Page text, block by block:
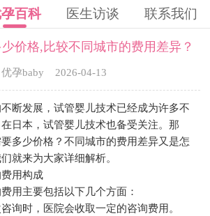
百科 医生访谈 联系我们
价格,比较不同城市的费用差异？
优孕baby 2026-04-13
发展，试管婴儿技术已经成为许多不
日本，试管婴儿技术也备受关注。那
多少价格？不同城市的费用差异又是怎
就来为大家详细解析。
用构成
主要包括以下几个方面：
时，医院会收取一定的咨询费用。